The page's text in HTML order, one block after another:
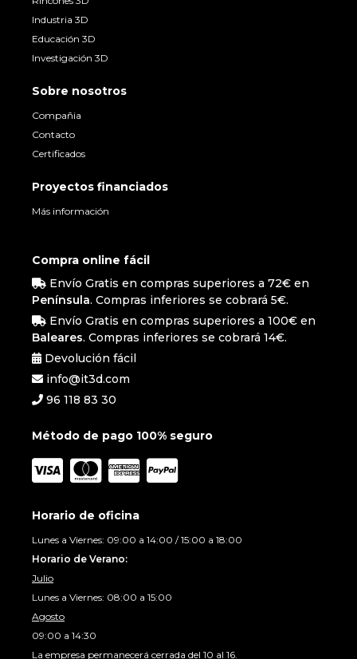
Industria 3D
Educación 3D
Investigación 3D
Sobre nosotros
Compañia
Contacto
Certificados
Proyectos financiados
Más información
Compra online fácil
Envío Gratis en compras superiores a 72€ en
Península. Compras inferiores se cobrará 5€.
Envío Gratis en compras superiores a 100€ en
Baleares. Compras inferiores se cobrará 14€.
Devolución fácil
info@it3d.com
96 118 83 30
Método de pago 100% seguro
Horario de oficina
Lunes a Viernes: 09:00 a 14:00 / 15:00 a 18:00
Horario de Verano:
Julio
Lunes a Viernes: 08:00 a 15:00
Agosto
09:00 a 14:30
La empresa permanecerá cerrada del 10 al 16.